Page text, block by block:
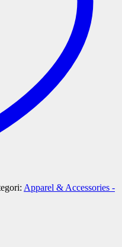
Apparel & Accessories -